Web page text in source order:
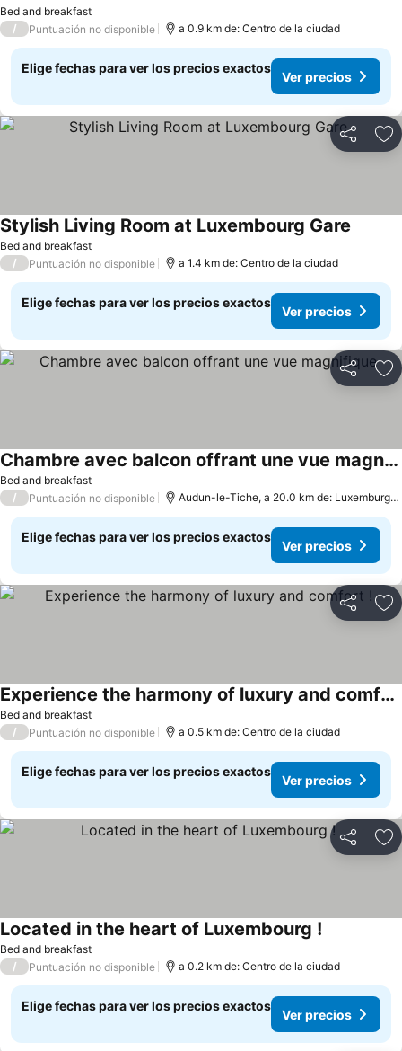
Bed and breakfast
/ Puntuación no disponible a 0.9 km de: Centro de la ciudad
Elige fechas para ver los precios exactos
Ver precios
Compartir
Bed and breakfast
Stylish Living Room at Luxembourg Gare
/ Puntuación no disponible a 1.4 km de: Centro de la ciudad
Elige fechas para ver los precios exactos
Ver precios
Compartir
Bed and breakfast
Chambre avec balcon offrant une vue magnifique
/ Puntuación no disponible Audun-le-Tiche, a 20.0 km de: Luxemburgo-ciudad
Elige fechas para ver los precios exactos
Ver precios
Compartir
Bed and breakfast
Experience the harmony of luxury and comfort !
/ Puntuación no disponible a 0.5 km de: Centro de la ciudad
Elige fechas para ver los precios exactos
Ver precios
Compartir
Bed and breakfast
Located in the heart of Luxembourg !
/ Puntuación no disponible a 0.2 km de: Centro de la ciudad
Elige fechas para ver los precios exactos
Ver precios